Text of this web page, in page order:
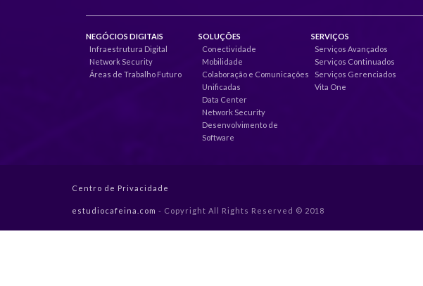
NEGÓCIOS DIGITAIS
Infraestrutura Digital
Network Security
Áreas de Trabalho Futuro
SOLUÇÕES
Conectividade
Mobilidade
Colaboração e Comunicações
Unificadas
Data Center
Network Security
Desenvolvimento de
Software
SERVIÇOS
Serviços Avançados
Serviços Continuados
Serviços Gerenciados
Vita One
Centro de Privacidade
estudiocafeina.com - Copyright All Rights Reserved © 2018